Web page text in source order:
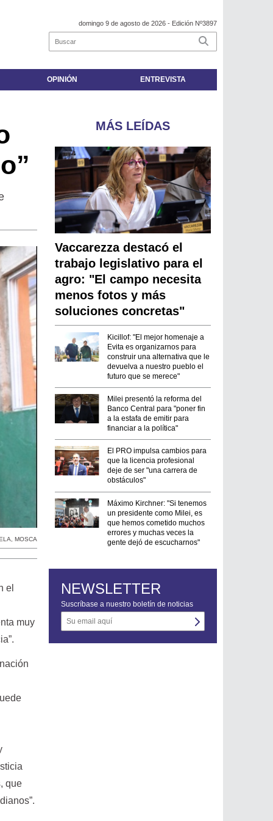
domingo 9 de agosto de 2026 - Edición Nº3897
OPINIÓN ENTREVISTA
,MOSCA
el
muy
que
MÁS LEÍDAS
Vaccarezza destacó el
trabajo legislativo para el
agro: "El campo necesita
menos fotos y más
soluciones concretas"
Kicillof: "El mejor homenaje a
Evita es organizarnos para
construir una alternativa que le
devuelva a nuestro pueblo el
futuro que se merece"
Milei presentó la reforma del
Banco Central para "poner fin
a la estafa de emitir para
financiar a la política"
El PRO impulsa cambios para
que la licencia profesional
deje de ser "una carrera de
obstáculos"
Máximo Kirchner: "Si tenemos
un presidente como Milei, es
que hemos cometido muchos
errores y muchas veces la
gente dejó de escucharnos"
NEWSLETTER
Suscríbase a nuestro boletín de noticias